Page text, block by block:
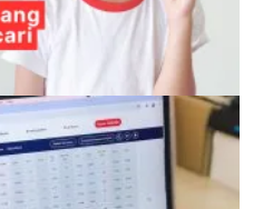
Dua atau Tiga
Semakin Dicari